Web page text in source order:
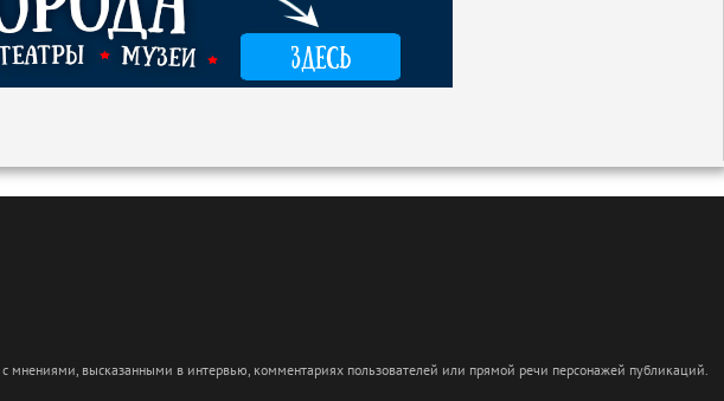
мнениями, высказанными в интервью, комментариях пользователей или прямой речи персонажей публикаций.